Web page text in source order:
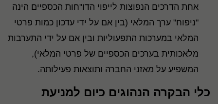
אחת הדרכים הנפוצות לייפוי הדו"חות הכספיים הינה
"ניפוח" ערך המלאי (בין אם על ידי עדכון כמות פרטי
המלאי במערכות התפעוליות ובין אם על ידי התערבות
מלאכותית בערכים הכספיים של פרטי המלאי),
המשפיע על מאזני החברה ותוצאות פעילותה.
כלי הבקרה הנהוגים כיום למניעת